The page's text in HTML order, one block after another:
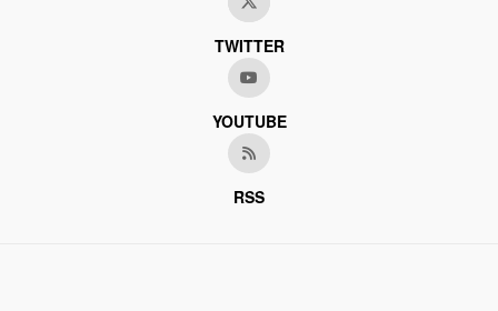
TWITTER
YOUTUBE
RSS